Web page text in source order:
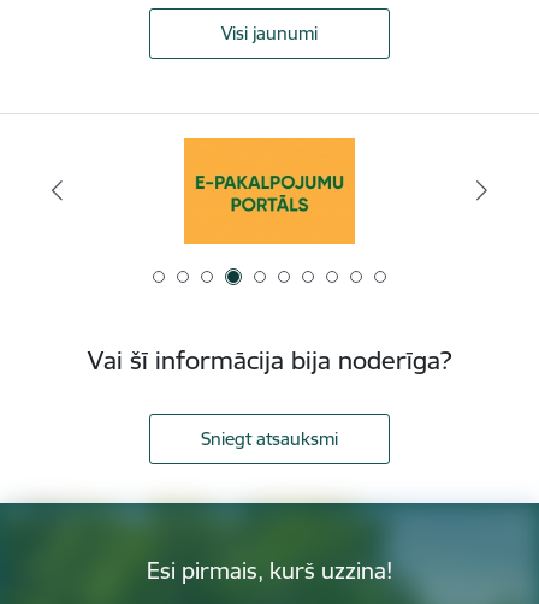
Visi jaunumi
Vai šī informācija bija noderīga?
Sniegt atsauksmi
Esi pirmais, kurš uzzina!